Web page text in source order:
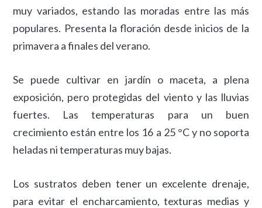
muy variados, estando las moradas entre las más
populares. Presenta la floración desde inicios de la
primavera a finales del verano.
Se puede cultivar en jardín o maceta, a plena
exposición, pero protegidas del viento y las lluvias
fuertes. Las temperaturas para un buen
crecimiento están entre los 16 a 25 °C y no soporta
heladas ni temperaturas muy bajas.
Los sustratos deben tener un excelente drenaje,
para evitar el encharcamiento, texturas medias y